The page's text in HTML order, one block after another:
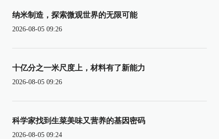
纳米制造，探索微观世界的无限可能
2026-08-05 09:26
十亿分之一米尺度上，材料有了新能力
2026-08-05 09:26
科学家找到生菜美味又营养的基因密码
2026-08-05 09:24